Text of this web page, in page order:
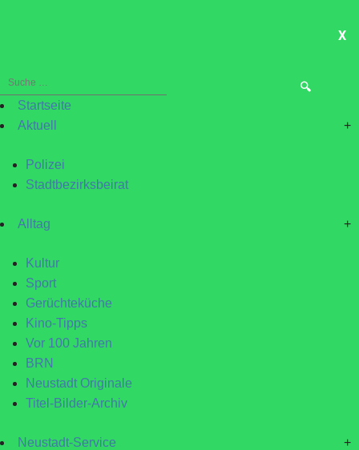
X
Suche
nach:Startseite
Aktuell
+
Polizei
Stadtbezirksbeirat
Alltag +
Kultur
Sport
Gerüchteküche
Kino-Tipps
Vor 100 Jahren
BRN
Neustadt Originale
Titel-Bilder-Archiv
Neustadt-Service +